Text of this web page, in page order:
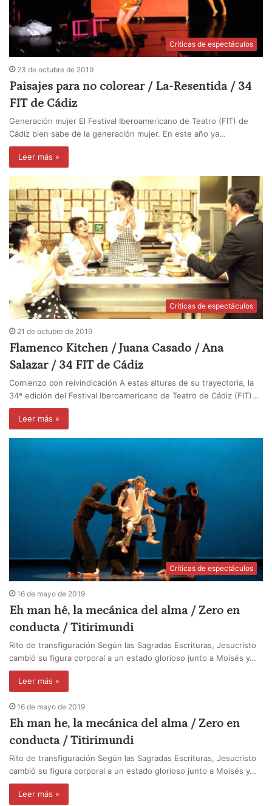
Críticas de espectáculos
23 de octubre de 2019
Paisajes para no colorear / La-Resentida / 34
FIT de Cádiz
Generación mujer El Festival Iberoamericano de Teatro (FIT) de
Cádiz bien sabe de la generación mujer. En este año ya…
Leer más »
Críticas de espectáculos
21 de octubre de 2019
Flamenco Kitchen / Juana Casado / Ana
Salazar / 34 FIT de Cádiz
Comienzo con reivindicación A estas alturas de su trayectoria, la
34ª edición del Festival Iberoamericano de Teatro de Cádiz (FIT)…
Leer más »
Críticas de espectáculos
16 de mayo de 2019
Eh man hé, la mecánica del alma / Zero en
conducta / Titirimundi
Rito de transfiguración Según las Sagradas Escrituras, Jesucristo
cambió su figura corporal a un estado glorioso junto a Moisés y…
Leer más »
16 de mayo de 2019
Eh man he, la mecánica del alma / Zero en
conducta / Titirimundi
Rito de transfiguración Según las Sagradas Escrituras, Jesucristo
cambió su figura corporal a un estado glorioso junto a Moisés y…
Leer más »